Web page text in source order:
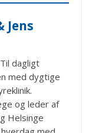
Jens
dagligt
med dygtige
og leder af
Helsinge